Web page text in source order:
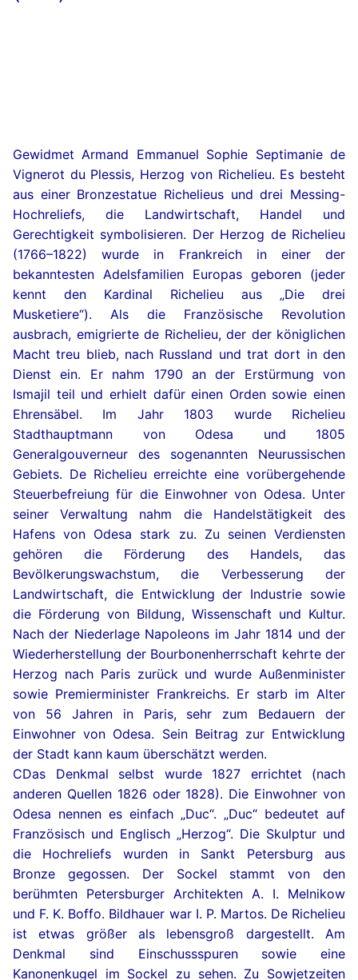
Gewidmet Armand Emmanuel Sophie Septimanie de
Vignerot du Plessis, Herzog von Richelieu. Es besteht
aus einer Bronzestatue Richelieus und drei Messing-
Hochreliefs, die Landwirtschaft, Handel und
Gerechtigkeit symbolisieren. Der Herzog de Richelieu
(1766–1822) wurde in Frankreich in einer der
bekanntesten Adelsfamilien Europas geboren (jeder
kennt den Kardinal Richelieu aus „Die drei
Musketiere“). Als die Französische Revolution
ausbrach, emigrierte de Richelieu, der der königlichen
Macht treu blieb, nach Russland und trat dort in den
Dienst ein. Er nahm 1790 an der Erstürmung von
Ismajil teil und erhielt dafür einen Orden sowie einen
Ehrensäbel. Im Jahr 1803 wurde Richelieu
Stadthauptmann von Odesa und 1805
Generalgouverneur des sogenannten Neurussischen
Gebiets. De Richelieu erreichte eine vorübergehende
Steuerbefreiung für die Einwohner von Odesa. Unter
seiner Verwaltung nahm die Handelstätigkeit des
Hafens von Odesa stark zu. Zu seinen Verdiensten
gehören die Förderung des Handels, das
Bevölkerungswachstum, die Verbesserung der
Landwirtschaft, die Entwicklung der Industrie sowie
die Förderung von Bildung, Wissenschaft und Kultur.
Nach der Niederlage Napoleons im Jahr 1814 und der
Wiederherstellung der Bourbonenherrschaft kehrte der
Herzog nach Paris zurück und wurde Außenminister
sowie Premierminister Frankreichs. Er starb im Alter
von 56 Jahren in Paris, sehr zum Bedauern der
Einwohner von Odesa. Sein Beitrag zur Entwicklung
der Stadt kann kaum überschätzt werden.
СDas Denkmal selbst wurde 1827 errichtet (nach
anderen Quellen 1826 oder 1828). Die Einwohner von
Odesa nennen es einfach „Duc“. „Duc“ bedeutet auf
Französisch und Englisch „Herzog“. Die Skulptur und
die Hochreliefs wurden in Sankt Petersburg aus
Bronze gegossen. Der Sockel stammt von den
berühmten Petersburger Architekten A. I. Melnikow
und F. K. Boffo. Bildhauer war I. P. Martos. De Richelieu
ist etwas größer als lebensgroß dargestellt. Am
Denkmal sind Einschussspuren sowie eine
Kanonenkugel im Sockel zu sehen. Zu Sowjetzeiten